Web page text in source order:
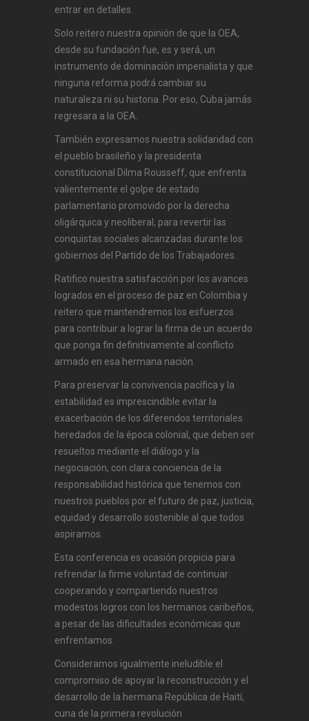
entrar en detalles.
Solo reitero nuestra opinión de que la OEA,
desde su fundación fue, es y será, un
instrumento de dominación imperialista y que
ninguna reforma podrá cambiar su
naturaleza ni su historia. Por eso, Cuba jamás
regresara a la OEA.
También expresamos nuestra solidaridad con
el pueblo brasileño y la presidenta
constitucional Dilma Rousseff, que enfrenta
valientemente el golpe de estado
parlamentario promovido por la derecha
oligárquica y neoliberal, para revertir las
conquistas sociales alcanzadas durante los
gobiernos del Partido de los Trabajadores.
Ratifico nuestra satisfacción por los avances
logrados en el proceso de paz en Colombia y
reitero que mantendremos los esfuerzos
para contribuir a lograr la firma de un acuerdo
que ponga fin definitivamente al conflicto
armado en esa hermana nación.
Para preservar la convivencia pacífica y la
estabilidad es imprescindible evitar la
exacerbación de los diferendos territoriales
heredados de la época colonial, que deben ser
resueltos mediante el diálogo y la
negociación, con clara conciencia de la
responsabilidad histórica que tenemos con
nuestros pueblos por el futuro de paz, justicia,
equidad y desarrollo sostenible al que todos
aspiramos.
Esta conferencia es ocasión propicia para
refrendar la firme voluntad de continuar
cooperando y compartiendo nuestros
modestos logros con los hermanos caribeños,
a pesar de las dificultades económicas que
enfrentamos.
Consideramos igualmente ineludible el
compromiso de apoyar la reconstrucción y el
desarrollo de la hermana República de Haití,
cuna de la primera revolución